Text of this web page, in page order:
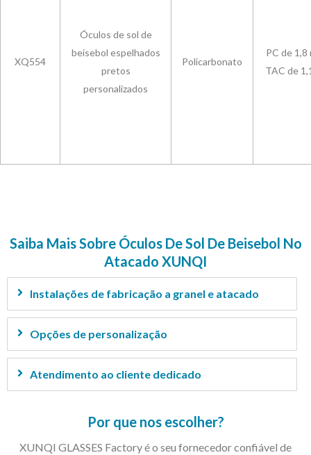
XQ554
Óculos de sol de
beisebol espelhados
pretos
personalizados
Policarbonato
PC de 1,8
TAC de
Saiba Mais Sobre Óculos De Sol De Beisebol No
Atacado XUNQI
Instalações de fabricação a granel e atacado
Opções de personalização
Atendimento ao cliente dedicado
Por que nos escolher?
XUNQI GLASSES Factory é o seu fornecedor confiável de